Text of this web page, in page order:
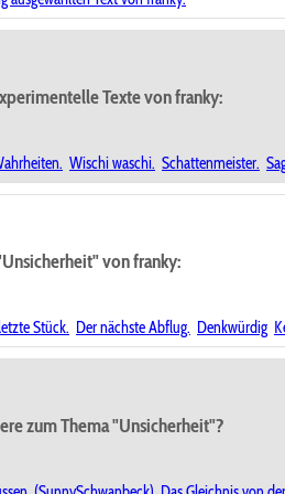
Texte von franky:
Wischi waschi. Schattenmeister.
von franky:
Stück. Der nächste Abflug. Denkwürdig
zum Thema "Unsicherheit"?